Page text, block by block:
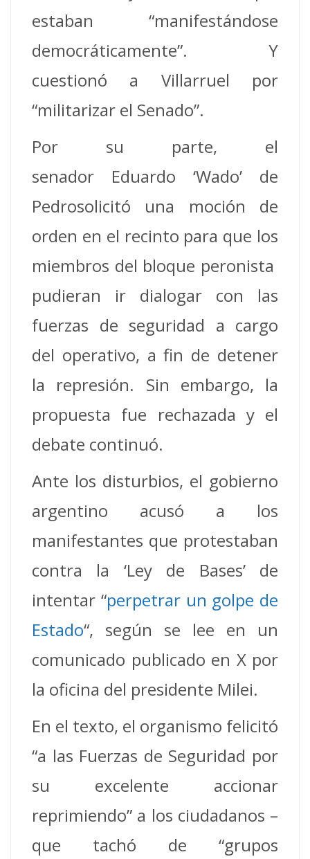
estaban “manifestándose
democráticamente”. Y
cuestionó a Villarruel por
“militarizar el Senado”.
Por su parte, el
senador Eduardo ‘Wado’ de
Pedrosolicitó una moción de
orden en el recinto para que los
miembros del bloque peronista
pudieran ir dialogar con las
fuerzas de seguridad a cargo
del operativo, a fin de detener
la represión. Sin embargo, la
propuesta fue rechazada y el
debate continuó.
Ante los disturbios, el gobierno
argentino acusó a los
manifestantes que protestaban
contra la ‘Ley de Bases’ de
intentar “perpetrar un golpe de
Estado“, según se lee en un
comunicado publicado en X por
la oficina del presidente Milei.
En el texto, el organismo felicitó
“a las Fuerzas de Seguridad por
su excelente accionar
reprimiendo” a los ciudadanos –
que tachó de “grupos